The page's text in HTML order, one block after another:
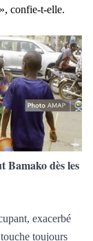
confie-t-elle.
Bamako dès les
exacerbé
toujours